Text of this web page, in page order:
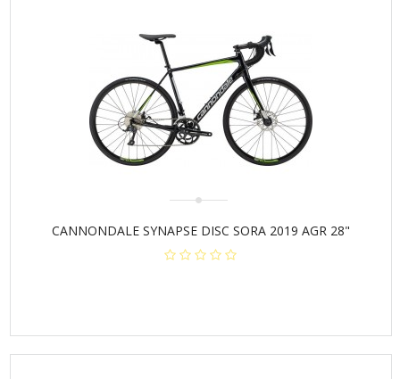
CANNONDALE SYNAPSE DISC SORA 2019 AGR 28"